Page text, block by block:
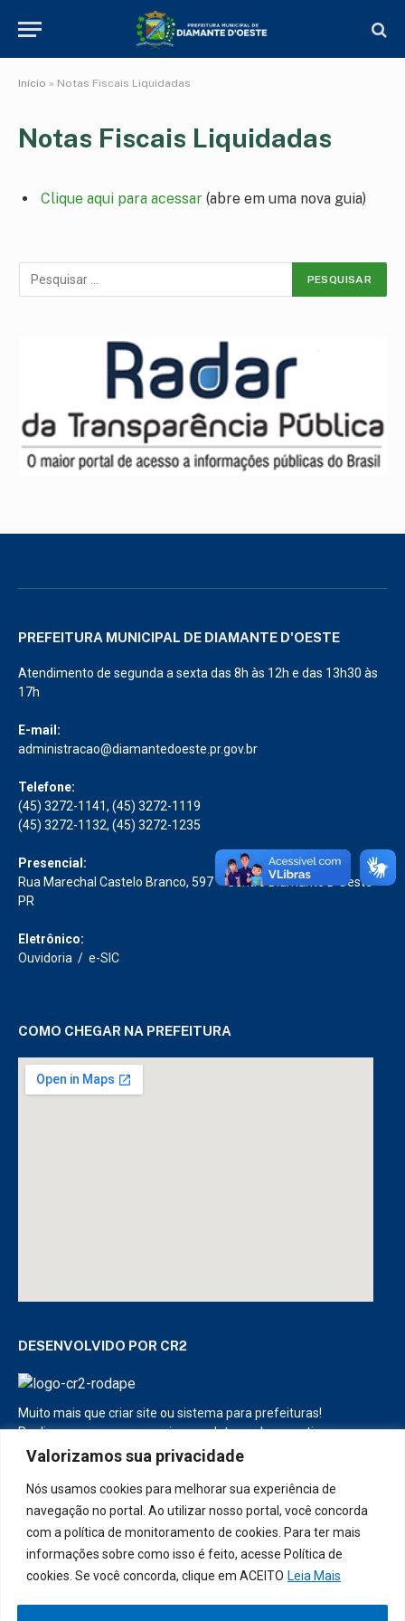
Valorizamos sua privacidade
Nós usamos cookies para melhorar sua experiência de
navegação no portal. Ao utilizar nosso portal, você concorda
com a política de monitoramento de cookies. Para ter mais
informações sobre como isso é feito, acesse Política de
cookies. Se você concorda, clique em ACEITO Leia Mais
Início » Notas Fiscais Liquidadas
Notas Fiscais Liquidadas
Clique aqui para acessar (abre em uma nova guia)
PREFEITURA MUNICIPAL DE DIAMANTE D'OESTE
Atendimento de segunda a sexta das 8h às 12h e das 13h30 às
17h
E-mail:
administracao@diamantedoeste.pr.gov.br
Telefone:
(45) 3272-1141, (45) 3272-1119
(45) 3272-1132, (45) 3272-1235
Presencial:
Rua Marechal Castelo Branco, 597 – Centro Diamante D’Oeste –
PR
Eletrônico:
Ouvidoria / e-SIC
COMO CHEGAR NA PREFEITURA
DESENVOLVIDO POR CR2
Muito mais que criar site ou sistema para prefeituras!
Realizamos umaassessoriacompleta, onde garantimos em
contrato que todas as exigências dasleis de transparência
Conheça oPNTPe oRadar da Transparência Pública